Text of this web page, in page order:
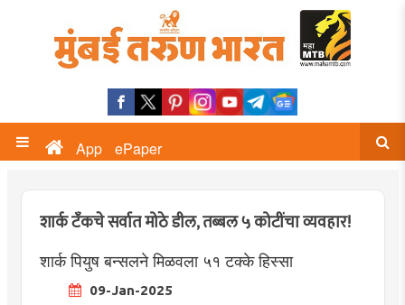
App ePaper
शार्क टँकचे सर्वात मोठे डील, तब्बल ५ कोटींचा व्यवहार!
शार्क पियुष बन्सलने मिळवला ५१ टक्के हिस्सा
09-Jan-2025